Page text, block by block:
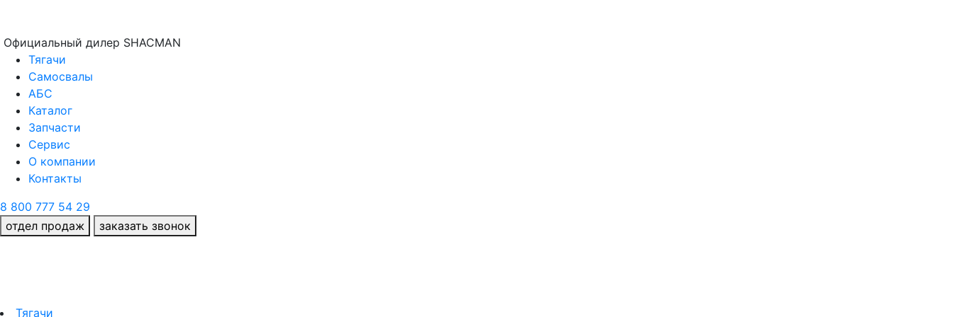
Официальный дилер SHACMAN
Тягачи
Самосвалы
АБС
Каталог
Запчасти
Сервис
О компании
Контакты
8 800 777 54 29
отдел продаж
заказать звонок
Тягачи